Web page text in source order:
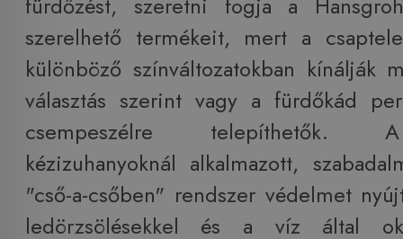
szerelhető termékeit, mert a
különböző színváltozatokban kínálják
választás szerint vagy a fürdőkád
csempeszélre telepíthetők.
kézizuhanyoknál alkalmazott,
"cső-a-csőben" rendszer védelmet
ledörzsölésekkel és a víz által